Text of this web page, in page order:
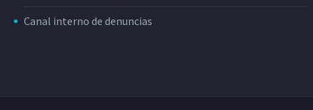
Canal interno de denuncias